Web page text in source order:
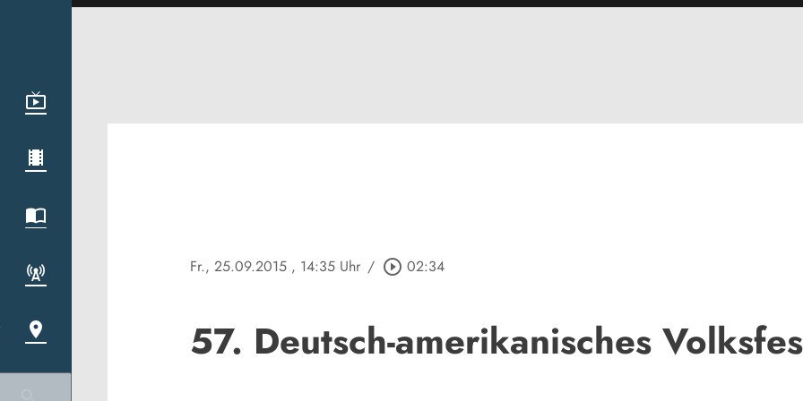
Fr., 25.09.2015 , 14:35 Uhr / play_circle_outline 02:34
57. Deutsch-amerikanisches